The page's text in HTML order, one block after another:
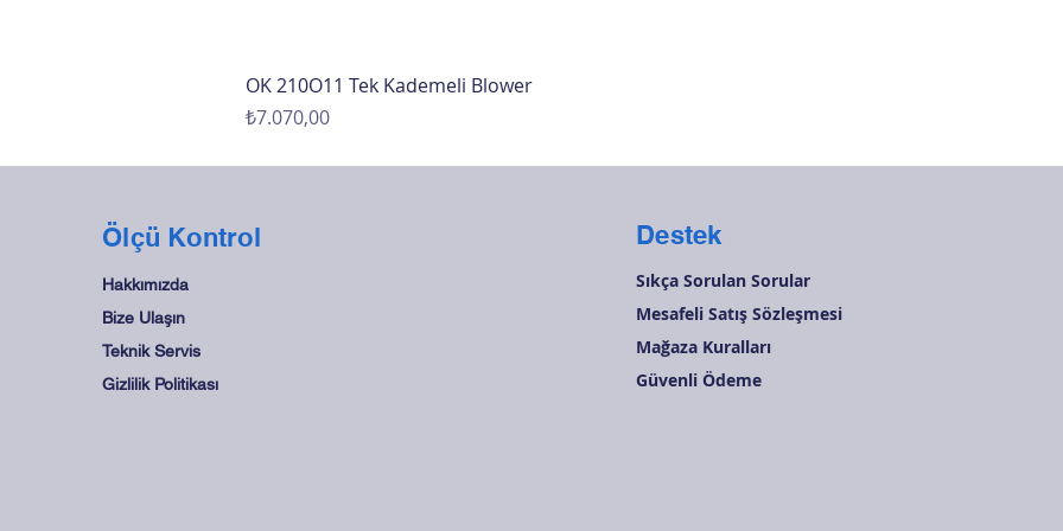
OK 210O11 Tek Kademeli Blower
Fiyat
₺7.070,00
Ölçü Kontrol
Hakkımızda
Bize Ulaşın
Teknik Servis
Gizlilik Politikası
Destek
Sıkça Sorulan Sorular
Mesafeli Satış Sözleşmesi
Mağaza Kuralları
Güvenli Ödeme